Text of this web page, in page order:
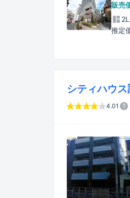
販売
推定
シティハウ
4.01